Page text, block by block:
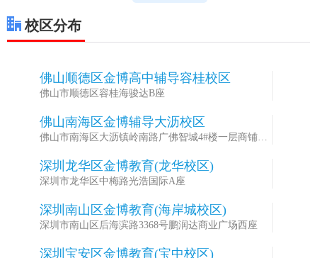
校区分布
佛山顺德区金博高中辅导容桂校区
佛山市顺德区容桂海骏达B座
佛山南海区金博辅导大沥校区
佛山市南海区大沥镇岭南路广佛智城4#楼一层商铺。8
深圳龙华区金博教育(龙华校区)
深圳市龙华区中梅路光浩国际A座
深圳南山区金博教育(海岸城校区)
深圳市南山区后海滨路3368号鹏润达商业广场西座
深圳宝安区金博教育(宝中校区)